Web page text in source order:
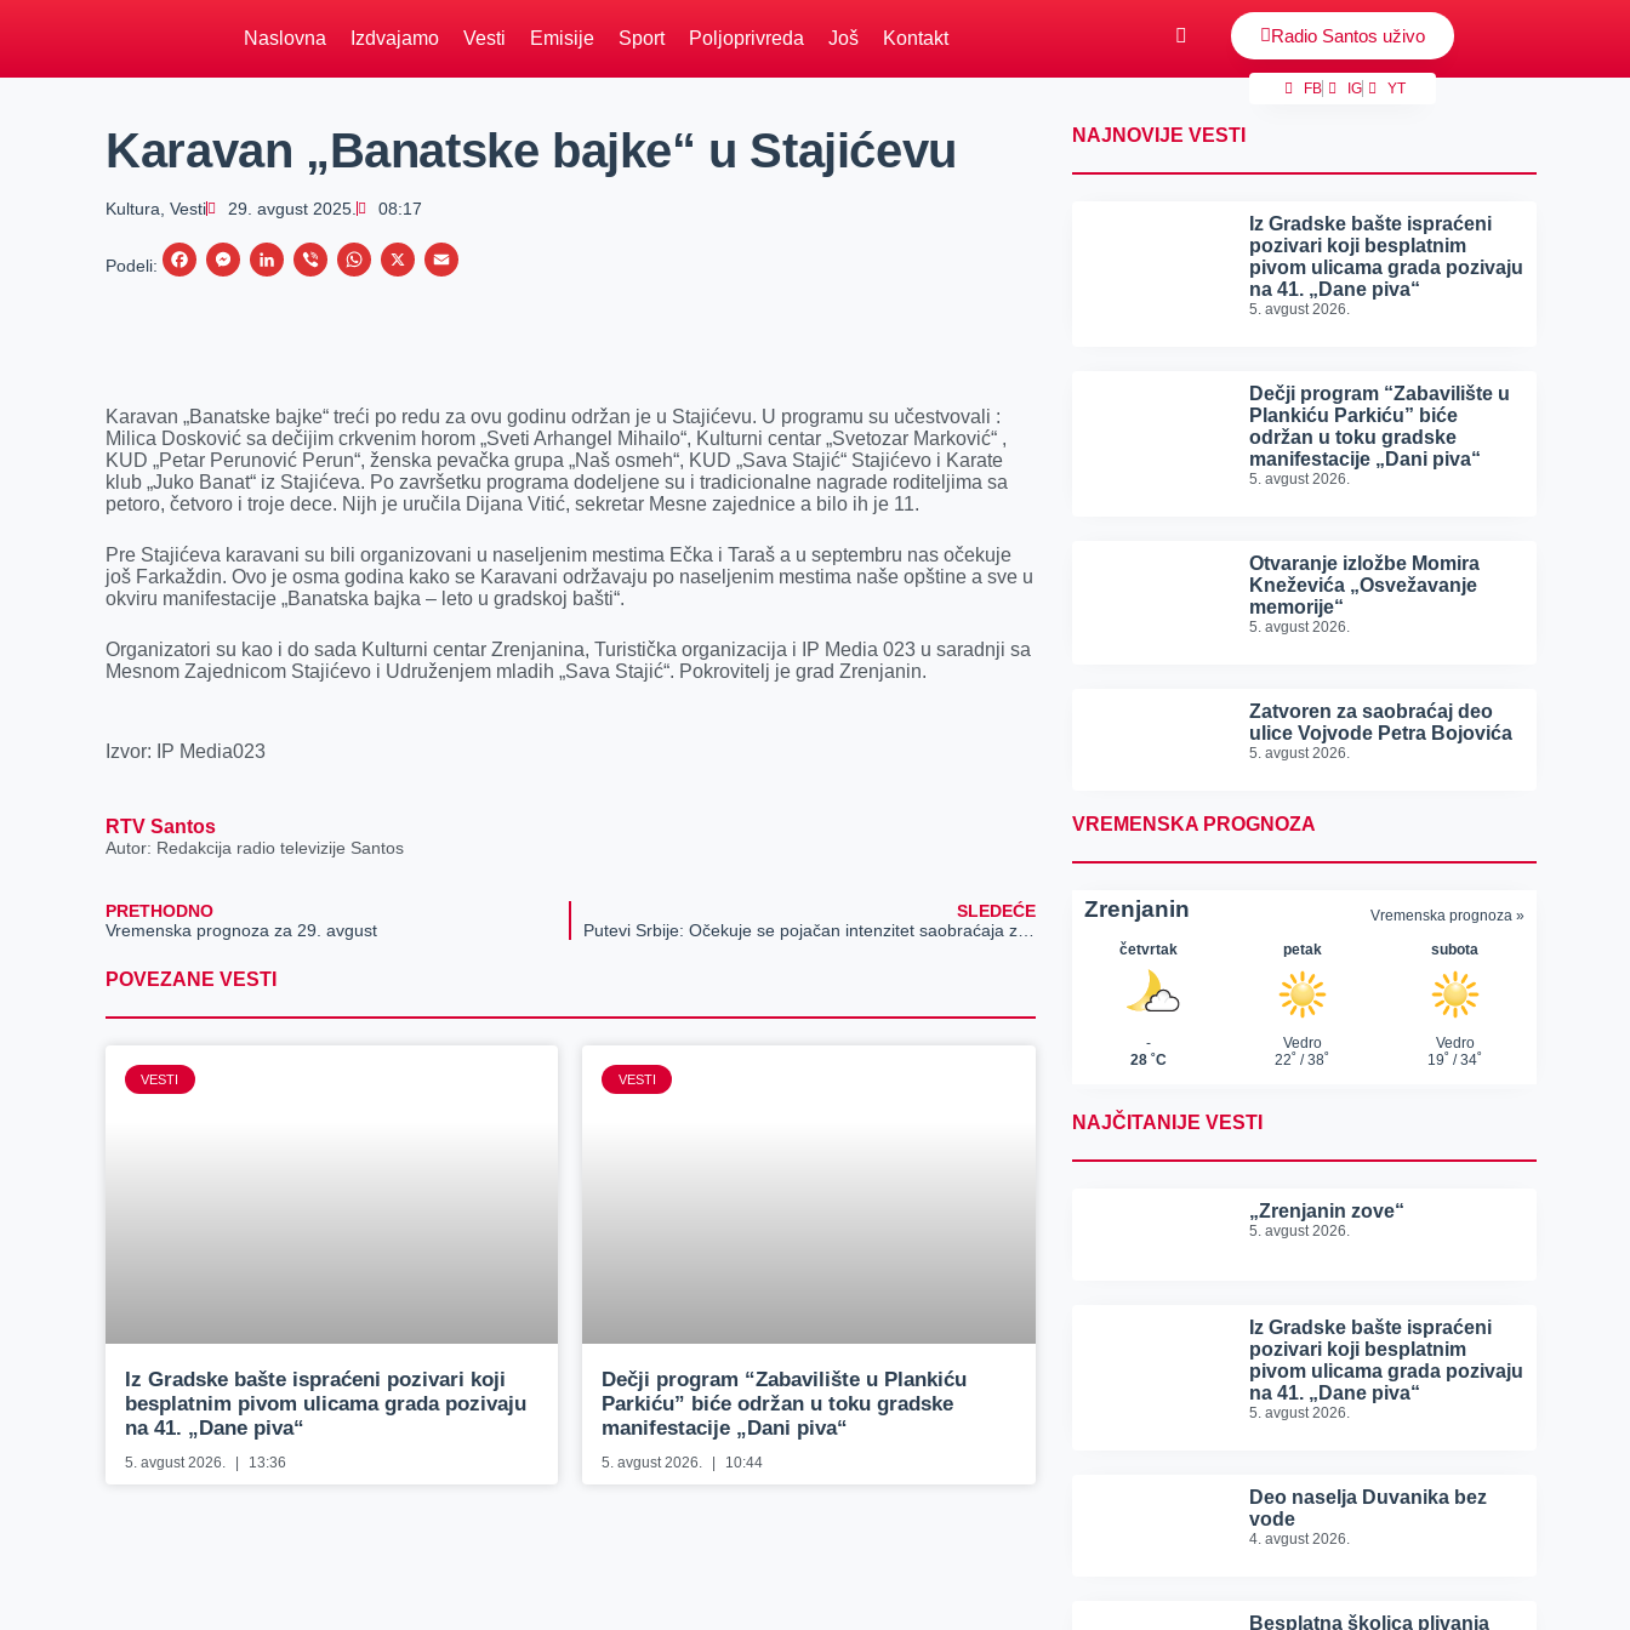
Naslovna Izdvajamo Vesti Emisije Sport Poljoprivreda Još Kontakt Radio Santos uživo
FB IG YT
Karavan „Banatske bajke“ u Stajićevu
Kultura ,Vesti 29. avgust 2025. 08:17
Podeli:
F
o
o
k
M
n
g
e
L
d
I
n
V
W
A
p
p
X
Karavan „Banatske bajke“ treći po redu za ovu godinu održan je u Stajićevu. U programu su učestvovali :
Milica Dosković sa dečijim crkvenim horom „Sveti Arhangel Mihailo“, Kulturni centar „Svetozar Marković“ ,
KUD „Petar Perunović Perun“, ženska pevačka grupa „Naš osmeh“, KUD „Sava Stajić“ Stajićevo i Karate
klub „Juko Banat“ iz Stajićeva. Po završetku programa dodeljene su i tradicionalne nagrade roditeljima sa
petoro, četvoro i troje dece. Nijh je uručila Dijana Vitić, sekretar Mesne zajednice a bilo ih je 11.
Pre Stajićeva karavani su bili organizovani u naseljenim mestima Ečka i Taraš a u septembru nas očekuje
još Farkaždin. Ovo je osma godina kako se Karavani održavaju po naseljenim mestima naše opštine a sve u
okviru manifestacije „Banatska bajka – leto u gradskoj bašti“.
Organizatori su kao i do sada Kulturni centar Zrenjanina, Turistička organizacija i IP Media 023 u saradnji sa
Mesnom Zajednicom Stajićevo i Udruženjem mladih „Sava Stajić“. Pokrovitelj je grad Zrenjanin.
Izvor: IP Media023
RTV Santos
Autor: Redakcija radio televizije Santos
PRETHODNO
Vremenska prognoza za 29. avgust
SLEDEĆE
POVEZANE VESTI
VESTI
Iz Gradske bašte ispraćeni pozivari koji
besplatnim pivom ulicama grada pozivaju
na 41. „Dane piva“
5. avgust 2026. 13:36
VESTI
Dečji program “Zabavilište u Plankiću
Parkiću” biće održan u toku gradske
manifestacije „Dani piva“
5. avgust 2026. 10:44
NAJNOVIJE VESTI
Iz Gradske bašte ispraćeni
pozivari koji besplatnim
pivom ulicama grada pozivaju
na 41. „Dane piva“
5. avgust 2026.
Dečji program “Zabavilište u
Plankiću Parkiću” biće
održan u toku gradske
manifestacije „Dani piva“
5. avgust 2026.
Otvaranje izložbe Momira
Kneževića „Osvežavanje
memorije“
5. avgust 2026.
Zatvoren za saobraćaj deo
ulice Vojvode Petra Bojovića
5. avgust 2026.
VREMENSKA PROGNOZA
NAJČITANIJE VESTI
„Zrenjanin zove“
5. avgust 2026.
Iz Gradske bašte ispraćeni
pozivari koji besplatnim
pivom ulicama grada pozivaju
na 41. „Dane piva“
5. avgust 2026.
Deo naselja Duvanika bez
vode
4. avgust 2026.
Besplatna školica plivanja